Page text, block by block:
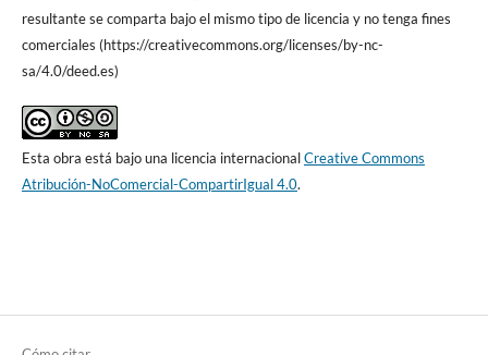
resultante se comparta bajo el mismo tipo de licencia y no tenga fines
comerciales (https://creativecommons.org/licenses/by-nc-
sa/4.0/deed.es)
Esta obra está bajo una licencia internacionalCreative Commons
Atribución-NoComercial-CompartirIgual 4.0.